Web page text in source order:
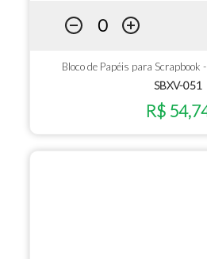
Bloco de Papéis para Scrapbook
SBXV-051
R$